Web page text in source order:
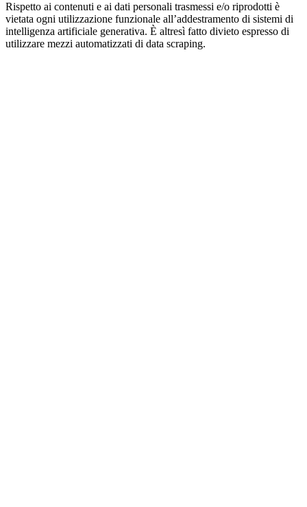
Rispetto ai contenuti e ai dati personali trasmessi e/o riprodotti è
vietata ogni utilizzazione funzionale all’addestramento di sistemi di
intelligenza artificiale generativa. È altresì fatto divieto espresso di
utilizzare mezzi automatizzati di data scraping.